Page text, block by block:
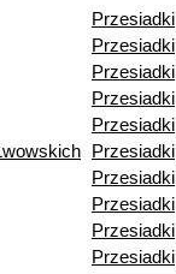
Przesiadki
Przesiadki
Przesiadki
Przesiadki
Przesiadki
Przesiadki
Przesiadki
Przesiadki
Przesiadki
Przesiadki